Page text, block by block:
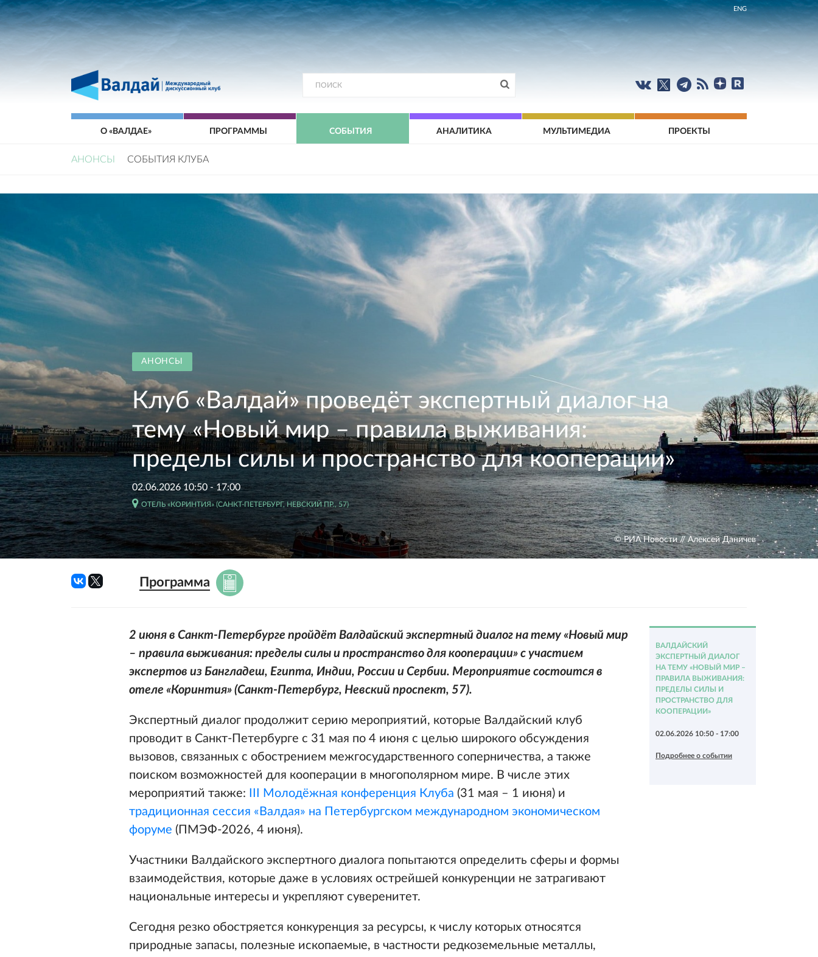
ENG
О «ВАЛДАЕ» ПРОГРАММЫ СОБЫТИЯ АНАЛИТИКА МУЛЬТИМЕДИА ПРОЕКТЫ
АНОНСЫ СОБЫТИЯ КЛУБА
АНОНСЫ
Клуб «Валдай» проведёт экспертный диалог на
тему «Новый мир – правила выживания:
пределы силы и пространство для кооперации»
02.06.2026 10:50 - 17:00
ОТЕЛЬ «КОРИНТИЯ» (САНКТ-ПЕТЕРБУРГ, НЕВСКИЙ ПР., 57)
© РИА Новости // Алексей Даничев
Программа
2 июня в Санкт-Петербурге пройдёт Валдайский экспертный диалог на тему «Новый мир
– правила выживания: пределы силы и пространство для кооперации» с участием
экспертов из Бангладеш, Египта, Индии, России и Сербии. Мероприятие состоится в
отеле «Коринтия» (Санкт-Петербург, Невский проспект, 57).
Экспертный диалог продолжит серию мероприятий, которые Валдайский клуб
проводит в Санкт-Петербурге с 31 мая по 4 июня с целью широкого обсуждения
вызовов, связанных с обострением межгосударственного соперничества, а также
поиском возможностей для кооперации в многополярном мире. В числе этих
мероприятий также:
III Молодёжная конференция Клуба (31 мая – 1 июня) и
традиционная сессия «Валдая» на Петербургском международном экономическом
форуме (ПМЭФ-2026, 4 июня).
Участники Валдайского экспертного диалога попытаются определить сферы и формы
взаимодействия, которые даже в условиях острейшей конкуренции не затрагивают
национальные интересы и укрепляют суверенитет.
Сегодня резко обостряется конкуренция за ресурсы, к числу которых относятся
природные запасы, полезные ископаемые, в частности редкоземельные металлы,
ВАЛДАЙСКИЙ
ЭКСПЕРТНЫЙ ДИАЛОГ
НА ТЕМУ «НОВЫЙ МИР –
ПРАВИЛА ВЫЖИВАНИЯ:
ПРЕДЕЛЫ СИЛЫ И
ПРОСТРАНСТВО ДЛЯ
КООПЕРАЦИИ»
02.06.2026 10:50 - 17:00
Подробнее о событии